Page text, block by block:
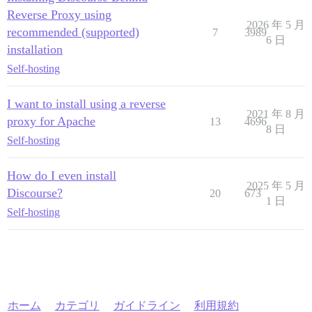
Reverse Proxy using
recommended (supported)
installation
Self-hosting
7 3989
2026 年 5 月
6 日
I want to install using a reverse
proxy for Apache
Self-hosting
13 4696
2021 年 8 月
8 日
How do I even install
Discourse?
Self-hosting
20 673
2025 年 5 月
1 日
ホーム カテゴリ ガイドライン 利用規約